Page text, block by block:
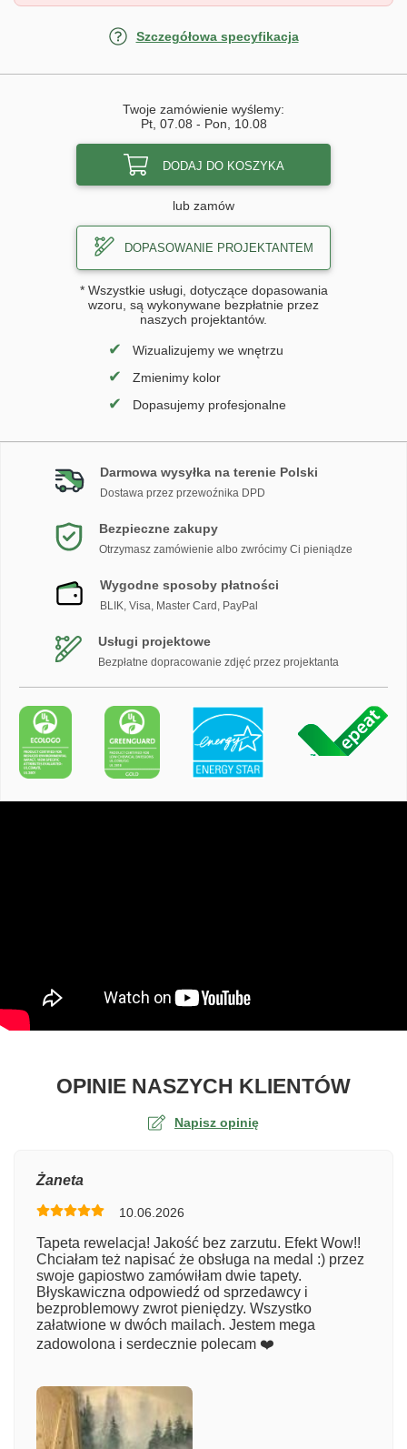
Szczegółowa specyfikacja
Twoje zamówienie wyślemy:
Pt, 07.08 - Pon, 10.08
DODAJ DO KOSZYKA
lub zamów
DOPASOWANIE PROJEKTANTEM
* Wszystkie usługi, dotyczące dopasowania
wzoru, są wykonywane bezpłatnie przez
naszych projektantów.
✔ Wizualizujemy we wnętrzu
✔ Zmienimy kolor
✔ Dopasujemy profesjonalne
Darmowa wysyłka na terenie Polski
Dostawa przez przewoźnika DPD
Bezpieczne zakupy
Otrzymasz zamówienie albo zwrócimy Ci pieniądze
Wygodne sposoby płatności
BLIK, Visa, Master Card, PayPal
Usługi projektowe
Bezpłatne dopracowanie zdjęć przez projektanta
OPINIE NASZYCH KLIENTÓWO
Napisz opinię
Numer zamówienia
Imię
Żaneta
10.06.2026
Tapeta rewelacja! Jakość bez zarzutu. Efekt Wow!!
Chciałam też napisać że obsługa na medal :) przez
swoje gapiostwo zamówiłam dwie tapety.
Błyskawiczna odpowiedź od sprzedawcy i
bezproblemowy zwrot pieniędzy. Wszystko
załatwione w dwóch mailach. Jestem mega
zadowolona i serdecznie polecam ❤️